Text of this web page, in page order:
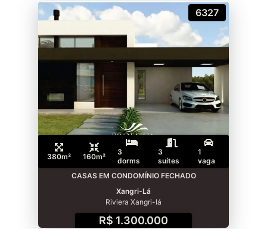
6327
380m² 160m²
3
dorms
3
suítes
1
vaga
CASAS EM CONDOMÍNIO FECHADO
Xangri-Lá
Riviera Xangri-lá
R$ 1.300.000